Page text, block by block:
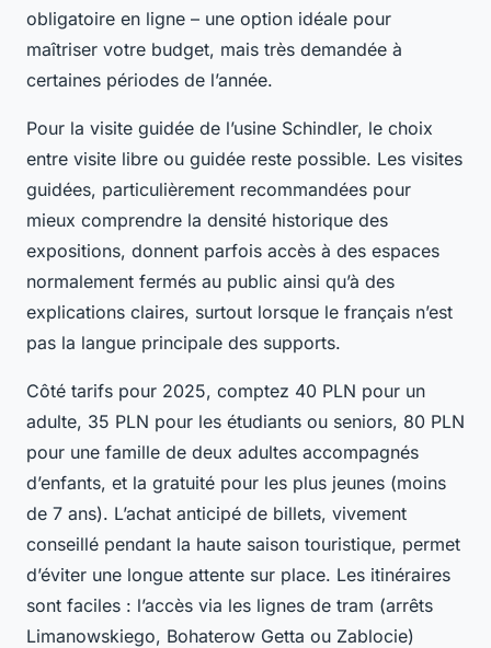
obligatoire en ligne – une option idéale pour
maîtriser votre budget, mais très demandée à
certaines périodes de l’année.
Pour la visite guidée de l’usine Schindler, le choix
entre visite libre ou guidée reste possible. Les visites
guidées, particulièrement recommandées pour
mieux comprendre la densité historique des
expositions, donnent parfois accès à des espaces
normalement fermés au public ainsi qu’à des
explications claires, surtout lorsque le français n’est
pas la langue principale des supports.
Côté tarifs pour 2025, comptez 40 PLN pour un
adulte, 35 PLN pour les étudiants ou seniors, 80 PLN
pour une famille de deux adultes accompagnés
d’enfants, et la gratuité pour les plus jeunes (moins
de 7 ans). L’achat anticipé de billets, vivement
conseillé pendant la haute saison touristique, permet
d’éviter une longue attente sur place. Les itinéraires
sont faciles : l’accès via les lignes de tram (arrêts
Limanowskiego, Bohaterow Getta ou Zablocie)